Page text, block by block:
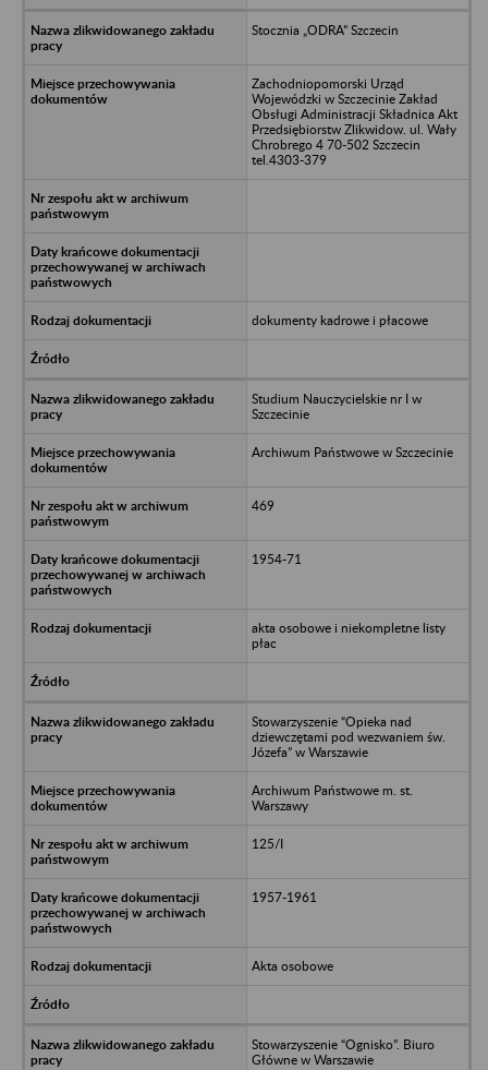
Stocznia „ODRA” Szczecin
Zachodniopomorski Urząd
Wojewódzki w Szczecinie Zakład
Obsługi Administracji Składnica Akt
Przedsiębiorstw Zlikwidow. ul. Wały
Chrobrego 4 70-502 Szczecin
tel.4303-379
dokumenty kadrowe i płacowe
Studium Nauczycielskie nr I w
Szczecinie
Archiwum Państwowe w Szczecinie
469
1954-71
akta osobowe i niekompletne listy
płac
Stowarzyszenie “Opieka nad
dziewczętami pod wezwaniem św.
Józefa” w Warszawie
Archiwum Państwowe m. st.
Warszawy
125/I
1957-1961
Akta osobowe
Stowarzyszenie “Ognisko”. Biuro
Główne w Warszawie